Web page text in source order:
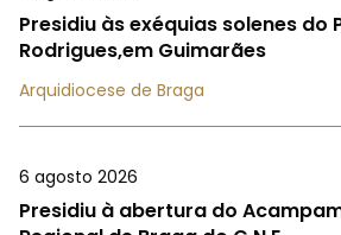
Presidiu às exéquias solenes do
Rodrigues,em Guimarães
Arquidiocese de Braga
6 agosto 2026
Presidiu à abertura do